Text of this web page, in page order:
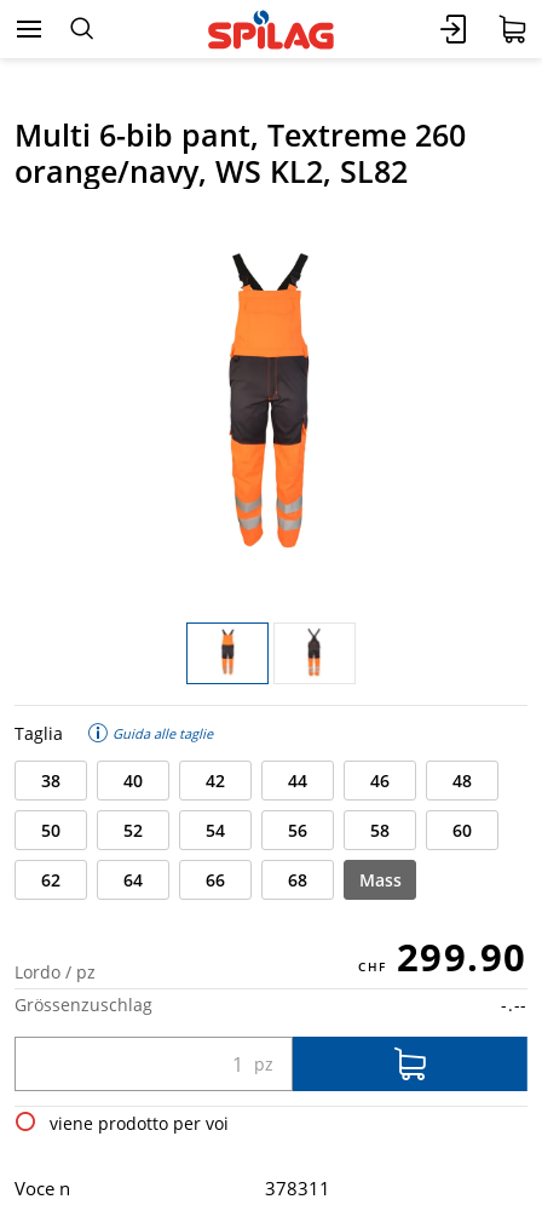
Multi 6-bib pant, Textreme 260
orange/navy, WS KL2, SL82
Taglia Guida alle taglie
38 40 42 44 46 48
50 52 54 56 58 60
62 64 66 68 Mass
Lordo / pz 299.90
Grössenzuschlag -.--
viene prodotto per voi
Voce n 378311